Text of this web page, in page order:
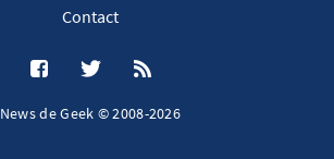
Contact
News de Geek © 2008-2026